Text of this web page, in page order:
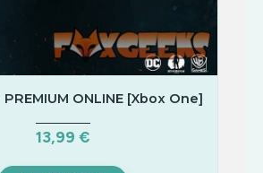
ONLINE [Xbox One]
13,99 €